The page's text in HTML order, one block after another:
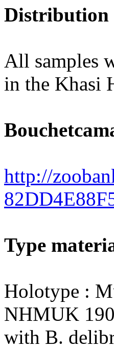
Distribution
All samples
in the Khasi
http://
Type
Holotype :
NHMUK
with B.